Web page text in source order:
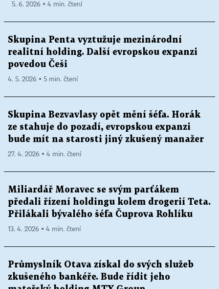
5. 6. 2026 ▪ 4 min. čtení
Skupina Penta vyztužuje mezinárodní
realitní holding. Další evropskou expanzi
povedou Češi
4. 5. 2026 ▪ 5 min. čtení
Skupina Bezvavlasy opět mění šéfa. Horák
ze stahuje do pozadí, evropskou expanzi
bude mít na starosti jiný zkušený manažer
27. 4. 2026 ▪ 4 min. čtení
Miliardář Moravec se svým parťákem
předali řízení holdingu kolem drogerií Teta.
Přilákali bývalého šéfa Čuprova Rohlíku
13. 4. 2026 ▪ 4 min. čtení
Průmyslník Otava získal do svých služeb
zkušeného bankéře. Bude řídit jeho